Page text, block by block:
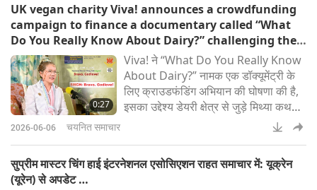
मास्टर चिंग हाई (वीगन) की सच्ची कहानी से
प्रेरित इस मनमोहक प्रस्तुति में गुरुवर की गहन
कविताओं को पुर
UK vegan charity Viva! announces a crowdfunding
campaign to finance a documentary called “What
Do You Really Know About Dairy?” challenging the
false narratives of the dairy sector: Bravo. Godlove!
0:27
Viva! ने “What Do You Really Know
About Dairy?” नामक एक डॉक्यूमेंट्री के
लिए क्राउडफंडिंग अभियान की घोषणा की है,
इसका उद्देश्य डेयरी क्षेत्र से जुड़े मिथ्या कथनों
को चुनौती देना है। यह परियोजना उद्योग लॉबी
द्वारा किए गए गलत स्वास्थ्य दावों की जांच करने
होने वाले भारी हानी की भी पड़ताल करेगी।
2026-06-06 चयनित समाचार
सुप्रीम मास्टर चिंग हाई इंटरनेशनल एसोसिएशन राहत समाचार में: यूक्रेन
(यूरेन) से अपडेट …